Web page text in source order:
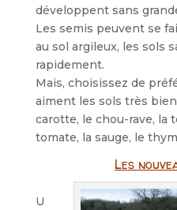
développent sans
Les semis peuvent se
au sol argileux, les sols
rapidement.
Mais, choisissez de
aiment les sols très
carotte, le chou-rave, la
tomate, la sauge, le
Les
U